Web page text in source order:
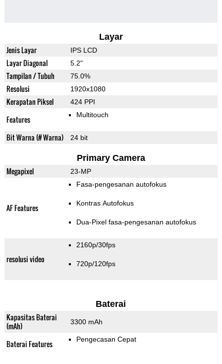
Layar
Jenis Layar IPS LCD
Layar Diagonal 5.2"
Tampilan / Tubuh 75.0%
Resolusi 1920x1080
Kerapatan Piksel 424 PPI
Features Multitouch
Bit Warna (# Warna) 24 bit
Primary Camera
Megapixel 23-MP
AF Features
Fasa-pengesanan autofokus
Kontras Autofokus
Dua-Pixel fasa-pengesanan autofokus
resolusi video
2160p/30fps
720p/120fps
Baterai
Kapasitas Baterai
(mAh)
3300 mAh
Baterai Features Pengecasan Cepat